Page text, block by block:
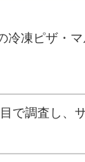
凍ピザ・
で調査し、